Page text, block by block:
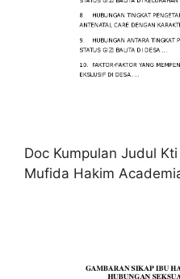
Doc Kumpulan Judul
Mufida Hakim